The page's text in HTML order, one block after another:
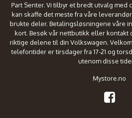
Part Senter. Vi tilbyr et bredt utvalg med
kan skaffe det meste fra våre
brukte deler. Betalingsløsningene våre
kort. Besøk vår nettbutikk eller kontakt
riktige delene til din Volkswagen.
telefontider er tirsdager fra 17-21 og
utenom disse
Mystore.no